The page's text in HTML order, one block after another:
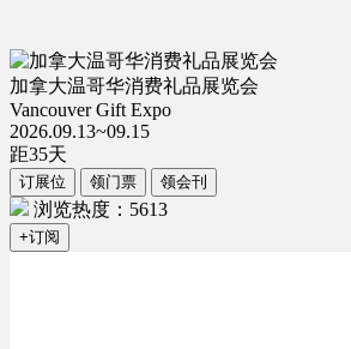
加拿大温哥华消费礼品展览会
Vancouver Gift Expo
2026.09.13~09.15
距35天
订展位 领门票 领会刊
浏览热度：5613
+订阅